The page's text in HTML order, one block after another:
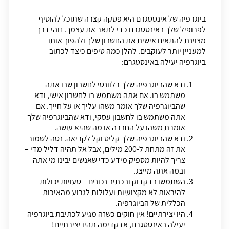
ביוגרפיה של אינסטגרם היא פסקה קצרה שתוכל להוסיף
לפרופיל שלך באינסטגרם כדי לתאר את עצמך. זוהי דרך
מצוינת להתאים אישית את החשבון שלך ולהפוך אותו
למעניין יותר לעוקבים. להלן כמה טיפים כיצד לכתוב
ביוגרפיה יעילה באינסטגרם:
ודא שהביוגרפיה שלך רלוונטי לחשבון שבו אתה
משתמש בו. אם אתה משתמש בו לחשבון אישי, ודא
שהביוגרפיה שלך אומר משהו עליך או על חייך. אם
אתה משתמש בו לחשבון עסקי, ודא שהביוגרפיה שלך
אומרת משהו על החברה או מה שהיא עושה.
ודא שהביוגרפיה שלך קליט וקל לקריאה. נסה לשמור
את זה מתחת ל-200 מילים, אבל אל תהיה דליל מדי –
צריך להיות מספיק מידע כדי שאנשים יבינו מי אתה
ובמה אתה מייצג.
השתמשו בדקדוק ובכתיב נכונים – טעויות יכולות
להיראות לא מקצועיות ועלולות לגרוע מהאיכות
הכללית של הביוגרפיה.
היו יצירתיים! אין חוקים כשזה מגיע לכתיבת ביוגרפיה
יעילה באינסטגרם, אז קדימה תהיו יצירתיים!